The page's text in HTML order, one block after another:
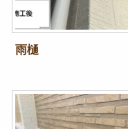
雨樋